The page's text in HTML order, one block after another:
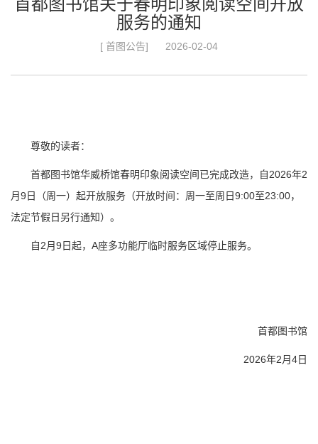
首都图书馆关于春明印象阅读空间开放
服务的通知
[ 首图公告] 2026-02-04
尊敬的读者：
首都图书馆华威桥馆春明印象阅读空间已完成改造，自2026年2
月9日（周一）起开放服务（开放时间：周一至周日9:00至23:00，
法定节假日另行通知）。
自2月9日起，A座多功能厅临时服务区域停止服务。
首都图书馆
2026年2月4日